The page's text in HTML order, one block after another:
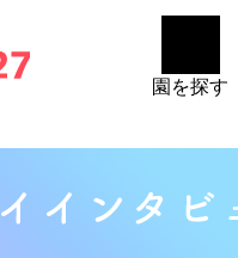
園を探す